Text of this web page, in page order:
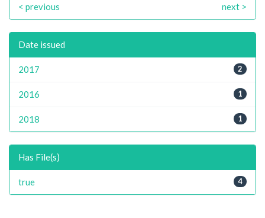
< previous next >
Date issued
2
2017
1
2016
1
2018
Has File(s)
4
true